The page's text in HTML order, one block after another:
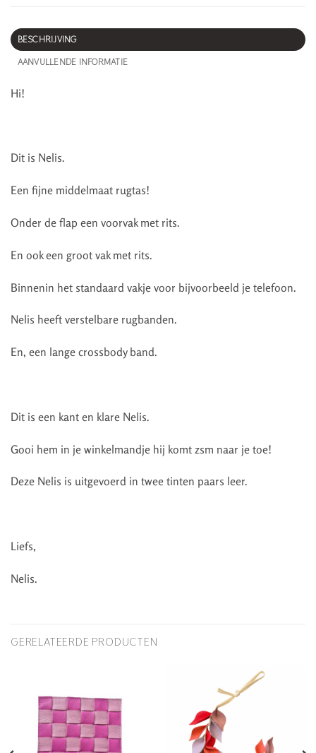
BESCHRIJVING
AANVULLENDE INFORMATIE
Hi!
Dit is Nelis.
Een fijne middelmaat rugtas!
Onder de flap een voorvak met rits.
En ook een groot vak met rits.
Binnenin het standaard vakje voor bijvoorbeeld je telefoon.
Nelis heeft verstelbare rugbanden.
En, een lange crossbody band.
Dit is een kant en klare Nelis.
Gooi hem in je winkelmandje hij komt zsm naar je toe!
Deze Nelis is uitgevoerd in twee tinten paars leer.
Liefs,
Nelis.
GERELATEERDE PRODUCTEN